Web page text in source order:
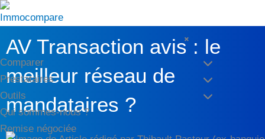
Aller
au
contenu
×
Comparer
Prestataires
Outils
Qui sommes-nous ?
Remise négociée
AV Transaction avis : le
meilleur réseau de
mandataires ?